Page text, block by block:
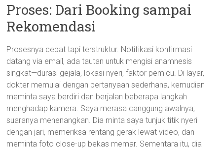
Proses: Dari Booking sampai
Rekomendasi
Prosesnya cepat tapi terstruktur. Notifikasi konfirmasi
datang via email, ada tautan untuk mengisi anamnesis
singkat—durasi gejala, lokasi nyeri, faktor pemicu. Di layar,
dokter memulai dengan pertanyaan sederhana, kemudian
meminta saya berdiri dan berjalan beberapa langkah
menghadap kamera. Saya merasa canggung awalnya;
suaranya menenangkan. Dia minta saya tunjuk titik nyeri
dengan jari, memeriksa rentang gerak lewat video, dan
meminta foto close-up bekas memar. Sementara itu, dia